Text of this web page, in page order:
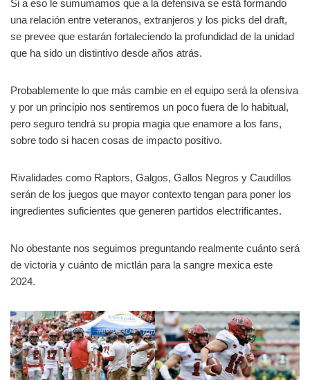
Si a eso le sumumamos que a la defensiva se está formando
una relación entre veteranos, extranjeros y los picks del draft,
se prevee que estarán fortaleciendo la profundidad de la unidad
que ha sido un distintivo desde años atrás.
Probablemente lo que más cambie en el equipo será la ofensiva
y por un principio nos sentiremos un poco fuera de lo habitual,
pero seguro tendrá su propia magia que enamore a los fans,
sobre todo si hacen cosas de impacto positivo.
Rivalidades como Raptors, Galgos, Gallos Negros y Caudillos
serán de los juegos que mayor contexto tengan para poner los
ingredientes suficientes que generen partidos electrificantes.
No obestante nos seguimos preguntando realmente cuánto será
de victoria y cuánto de mictlán para la sangre mexica este
2024.